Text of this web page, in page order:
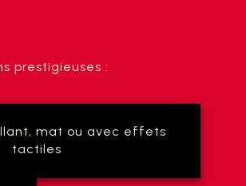
prestigieuses :
mat ou avec effets
tactiles